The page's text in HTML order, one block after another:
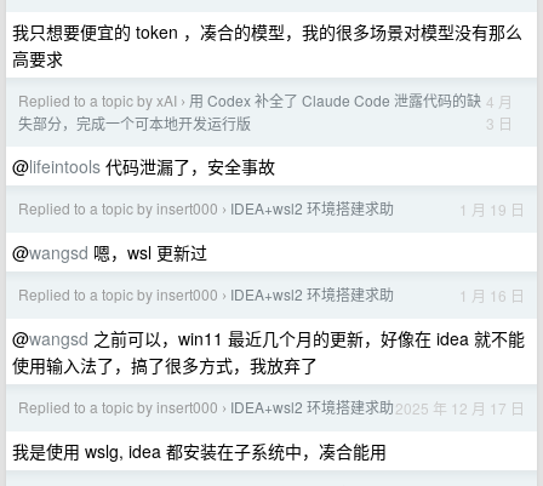
我只想要便宜的 token ，凑合的模型，我的很多场景对模型没有那么
高要求
Replied to a topic by xAI › 用 Codex 补全了 Claude Code 泄露代码的缺
失部分，完成一个可本地开发运行版
4 月
3 日
@lifeintools 代码泄漏了，安全事故
Replied to a topic by insert000 › IDEA+wsl2 环境搭建求助 1 月 19 日
@wangsd 嗯，wsl 更新过
Replied to a topic by insert000 › IDEA+wsl2 环境搭建求助 1 月 16 日
@wangsd 之前可以，win11 最近几个月的更新，好像在 idea 就不能
使用输入法了，搞了很多方式，我放弃了
Replied to a topic by insert000 › IDEA+wsl2 环境搭建求助2025 年 12 月 17 日
我是使用 wslg, idea 都安装在子系统中，凑合能用